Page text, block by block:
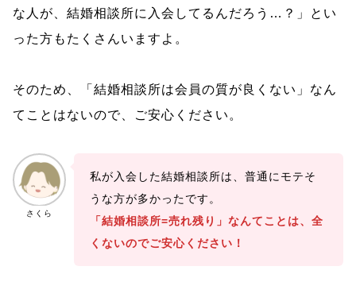
な人が、結婚相談所に入会してるんだろう…？」とい
った方もたくさんいますよ。
そのため、「結婚相談所は会員の質が良くない」なん
てことはないので、ご安心ください。
さくら
私が入会した結婚相談所は、普通にモテそ
うな方が多かったです。
「結婚相談所=売れ残り」なんてことは、全
くないのでご安心ください！